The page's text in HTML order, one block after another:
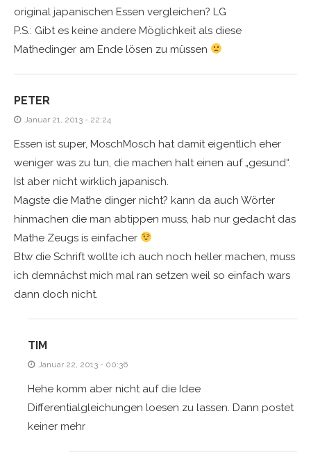
original japanischen Essen vergleichen? LG
P.S.: Gibt es keine andere Möglichkeit als diese
Mathedinger am Ende lösen zu müssen
PETER
Januar 21, 2013 - 22:24
Essen ist super, MoschMosch hat damit eigentlich eher
weniger was zu tun, die machen halt einen auf „gesund“.
Ist aber nicht wirklich japanisch.
Magste die Mathe dinger nicht? kann da auch Wörter
hinmachen die man abtippen muss, hab nur gedacht das
Mathe Zeugs is einfacher
Btw die Schrift wollte ich auch noch heller machen, muss
ich demnächst mich mal ran setzen weil so einfach wars
dann doch nicht.
TIM
Januar 22, 2013 - 00:36
Hehe komm aber nicht auf die Idee
Differentialgleichungen loesen zu lassen. Dann postet
keiner mehr